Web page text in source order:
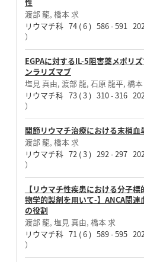
渡部 龍, 橋本 求
リウマチ科 74 ( 6 ) 586 - 591
）
EGPAに対するIL-5阻害薬メポリ
ンラリズマブ
塩見 真由, 渡部 龍, 石原 龍平, 橋本
リウマチ科 73 ( 3 ) 310 - 316
）
関節リウマチ治療における末梢血
渡部 龍, 橋本 求
リウマチ科 72 ( 3 ) 292 - 297
）
【リウマチ性疾患における分子
物学的製剤を用いて-】ANCA関
の役割
渡部 龍, 塩見 真由, 橋本 求
リウマチ科 71 ( 6 ) 589 - 595
）